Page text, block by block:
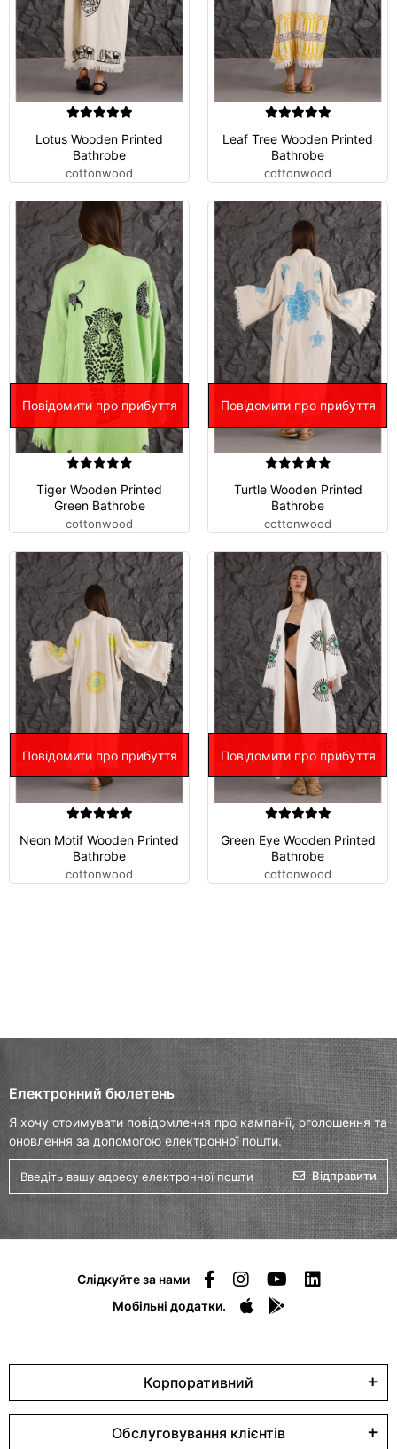
Lotus Wooden Printed
Bathrobe
cottonwood
Leaf Tree Wooden Printed
Bathrobe
cottonwood
Повідомити про прибуття
Tiger Wooden Printed
Green Bathrobe
cottonwood
Повідомити про прибуття
Turtle Wooden Printed
Bathrobe
cottonwood
Повідомити про прибуття
Neon Motif Wooden Printed
Bathrobe
cottonwood
Повідомити про прибуття
Green Eye Wooden Printed
Bathrobe
cottonwood
Електронний бюлетень
Я хочу отримувати повідомлення про кампанії, оголошення та
оновлення за допомогою електронної пошти.
Відправити
Слідкуйте за нами
Мобільні додатки.
Корпоративний
Обслуговування клієнтів